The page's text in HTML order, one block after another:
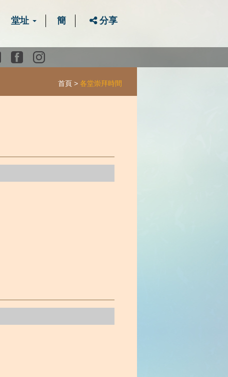
堂址 簡 分享
YoutubeFacebook
首頁 各堂崇拜時間